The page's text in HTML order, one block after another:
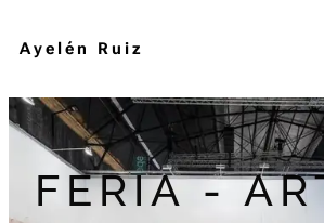
Ayelén Ruiz
FERIA -